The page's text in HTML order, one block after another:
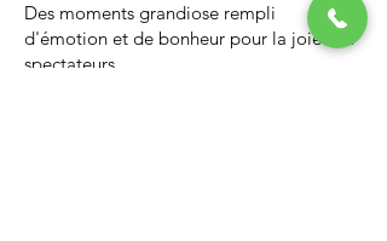
Des moments grandiose rempli
d'émotion et de bonheur pour la joie des
spectateurs.